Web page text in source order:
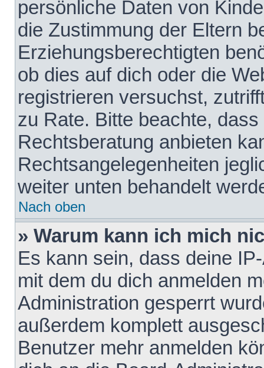
persönliche Daten von
die Zustimmung der Eltern
Erziehungsberechtigten
ob dies auf dich oder die
registrieren versuchst,
zu Rate. Bitte beachte,
Rechtsberatung anbieten
Rechtsangelegenheiten
weiter unten behandelt
Nach oben
» Warum kann ich mich
Es kann sein, dass deine
mit dem du dich anmelden
Administration gesperrt
außerdem komplett
Benutzer mehr anmelden